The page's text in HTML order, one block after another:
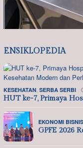
ENSIKLOPEDIA
KESEHATAN SERBA SERBI
HUT ke-7, Primaya
EKONOMI BISNIS
GPFE 2026